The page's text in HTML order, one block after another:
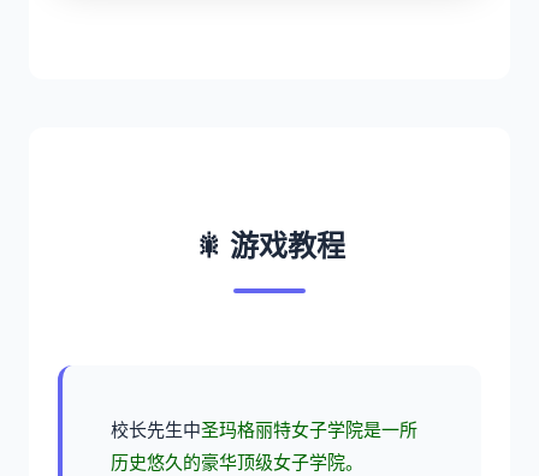
🎇 游戏教程
校长先生中圣玛格丽特女子学院是一所
历史悠久的豪华顶级女子学院。